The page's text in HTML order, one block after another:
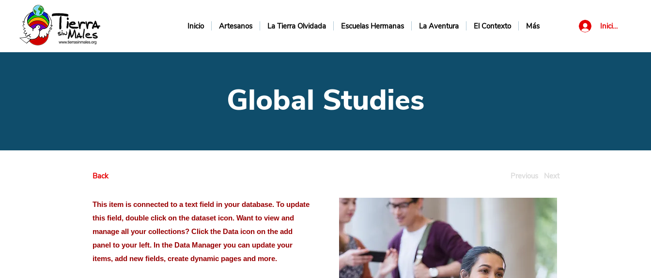
Inicio Artesanos La Tierra Olvidada Escuelas Hermanas La Aventura El Contexto Más Iniciar sesión
Global Studies
Back
This item is connected to a text field in your database. To update
this field, double click on the dataset icon. Want to view and
manage all your collections? Click the Data icon on the add
panel to your left. In the Data Manager you can update your
items, add new fields, create dynamic pages and more.
Previous Next